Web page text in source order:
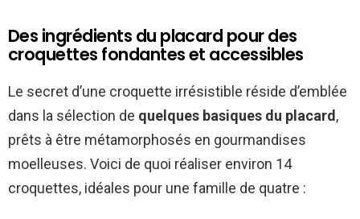
Des ingrédients du placard pour des
croquettes fondantes et accessibles
Le secret d’une croquette irrésistible réside d’emblée
dans la sélection de quelques basiques du placard ,
prêts à être métamorphosés en gourmandises
moelleuses. Voici de quoi réaliser environ 14
croquettes, idéales pour une famille de quatre :